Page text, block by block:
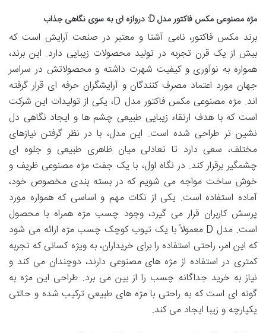
مژه مصنوعی مکس فاکتور مدل D: دروازه ای به سوی نگاهی جذاب
برند مکس فاکتور، نامی آشنا و معتبر در صنعت آرایش است که
بیش از یک قرن تجربه در تولید محصولات زیبایی دارد. این برند،
همواره به نوآوری و کیفیت شهرت داشته و محصولاتش در سراسر
جهان مورد اعتماد مصرف کنندگان و آرایشگران حرفه ای قرار گرفته
اند. مژه مصنوعی مکس فاکتور مدل D، یکی از تولیدات این شرکت
است که با هدف ارتقاء زیبایی طبیعی چشم ها و ایجاد نگاهی دل
نشین تر طراحی شده است. این مدل، با در نظر گرفتن نیازهای
مختلف، سعی دارد تا تعادلی میان ظاهری طبیعی و جلوه ای
چشمگیر برقرار کند. در نگاه اول، با یک جفت مژه مصنوعی ظریف و
خوش ساخت مواجه می شویم که در بسته بندی مخصوص خود،
آماده استفاده است. یکی از نکات مهم و اساسی که همواره مورد
پرسش کاربران قرار می گیرد، وجود چسب مژه همراه با محصول
است. مدل D معمولاً با یک تیوب کوچک چسب مژه ارائه می شود
که این امر، راحتی استفاده را برای خریداران، به ویژه کسانی که تجربه
کمتری در استفاده از مژه های مصنوعی دارند، دوچندان می کند و
نیاز به خرید جداگانه چسب را از بین می برد. طراحی این مژه به
گونه ای است که به راحتی با مژه های طبیعی ترکیب شده و حالتی
یکپارچه و زیبا ایجاد می کند.